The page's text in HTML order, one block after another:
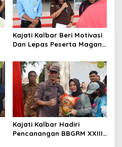
Kajati Kalbar Beri Motivasi
Dan Lepas Peserta Magang
Kajati Kalbar Hadiri
Pencanangan BBGRM XXIII,